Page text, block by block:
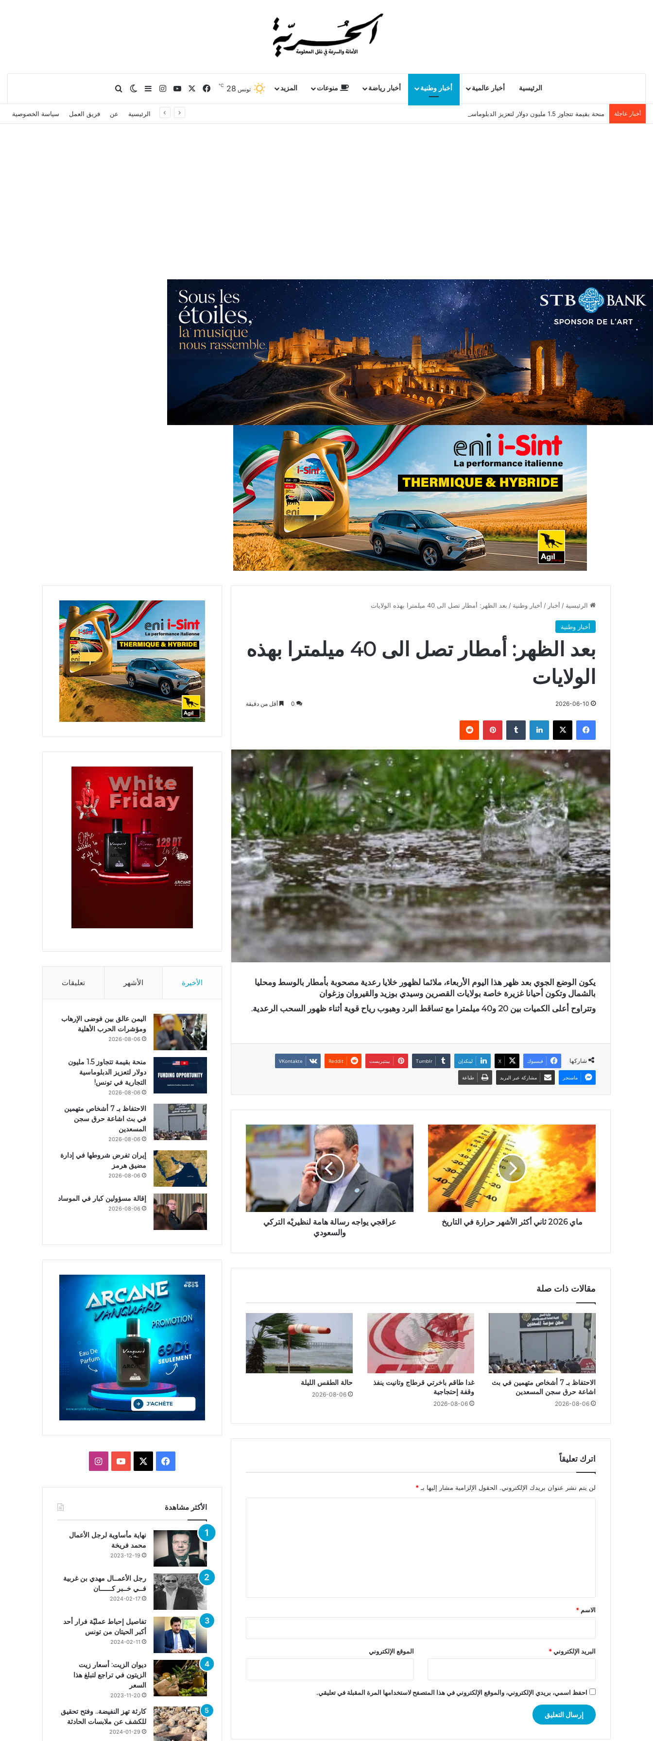
الرئيسية أخبار عالمية أخبار وطنية أخبار رياضة منوعات المزيد تونس 28
℃ فيسبوك يوتيوبانستقرامإضافة عمود جانبي
الوضع المظلم
بحث عن
أخبار عاجلة منحة بقيمة تتجاوز 1.5 مليون دولار لتعزيز الدبلوماسية التجارية في تونس! الرئيسية عن فريق العمل سياسة الخصوصية
الرئيسية / أخبار / أخبار وطنية / بعد الظهر: أمطار تصل الى 40 ميلمترا بهذه الولايات
أخبار وطنية
بعد الظهر: أمطار تصل الى 40 ميلمترا بهذه
الولايات
2026-06-10
0 أقل من دقيقة
فيسبوك X لينكدإن بينتيريست
يكون الوضع الجوي بعد ظهر هذا اليوم الأربعاء، ملائما لظهور خلايا رعدية مصحوبة بأمطار بالوسط ومحليا
بالشمال وتكون أحيانا غزيرة خاصة بولايات القصرين وسيدي بوزيد والقيروان وزغوان
وتتراوح أعلى الكميات بين 20 و40 ميلمترا مع تساقط البرد وهبوب رياح قوية أثناء ظهور السحب الرعدية.
شاركها فيسبوك X لينكدإن بينتيريست
ماسنجر مشاركة عبر البريد طباعة
ماي 2026 ثاني أكثر الأشهر حرارة في التاريخ
عراقجي يواجه رسالة هامة لنظيريْه التركي
والسعودي
مقالات ذات صلة
الاحتفاظ بـ 7 أشخاص متهمين في بث
اشاعة حرق سجن المسعدين
2026-08-06
غدا طاقم باخرتي قرطاج وتانيت ينفذ
وقفة إحتجاجية
2026-08-06
حالة الطقس الليلة
2026-08-06
اترك تعليقاً
لن يتم نشر عنوان بريدك الإلكتروني. الحقول الإلزامية مشار إليها بـ*
*
الاسم *
البريد الإلكتروني* الموقع الإلكتروني
احفظ اسمي، بريدي الإلكتروني، والموقع الإلكتروني في هذا المتصفح لاستخدامها المرة المقبلة في تعليقي.
الأخيرة الأشهر تعليقات
اليمن عالق بين فوضى الإرهاب
ومؤشرات الحرب الأهلية
2026-08-06
منحة بقيمة تتجاوز 1.5 مليون
دولار لتعزيز الدبلوماسية
التجارية في تونس!
2026-08-06
الاحتفاظ بـ 7 أشخاص متهمين
في بث اشاعة حرق سجن
المسعدين
2026-08-06
إيران تفرض شروطها في إدارة
مضيق هرمز
2026-08-06
إقالة مسؤولين كبار في الموساد
2026-08-06
فيسبوك يوتيوبانستقرام
الأكثر مشاهدة
نهاية مأساوية لرجل الأعمال
محمد فريخة
2023-12-19
رجل الأعمــال مهدي بن غربية
فــي خــبر كــــــان
2024-02-17
تفاصيل إحباط عمليّة فرار أحد
أكبر الحيتان من تونس
2024-02-11
ديوان الزيت: أسعار زيت
الزيتون في تراجع لتبلغ هذا
السعر
2023-11-20
كارثة تهز النفيضة.. وفتح تحقيق
للكشف عن ملابسات الحادثة
2024-01-29